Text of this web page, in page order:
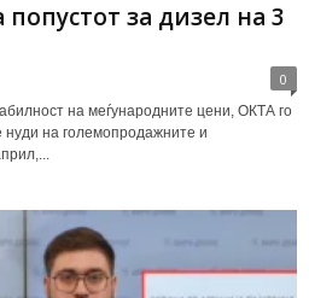
за дизел на 3
0
на меѓународните цени, ОКТА го
на големопродажните и